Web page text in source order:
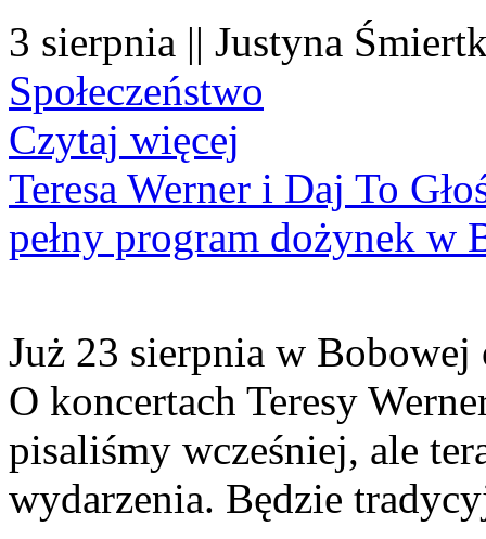
3 sierpnia || Justyna
Społeczeństwo
Czytaj więcej
Teresa Werner i Daj To
pełny program dożynek w
Już 23 sierpnia w
O koncertach Teresy
pisaliśmy wcześniej, ale
wydarzenia. Będzie